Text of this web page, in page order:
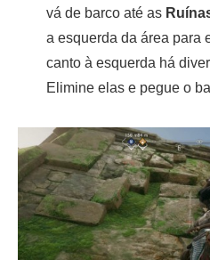
vá de barco até as
a esquerda da área para
canto à esquerda há
Elimine elas e pegue o